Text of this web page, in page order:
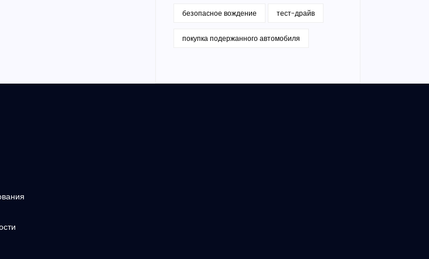
безопасное вождение тест-драйв
покупка подержанного автомобиля